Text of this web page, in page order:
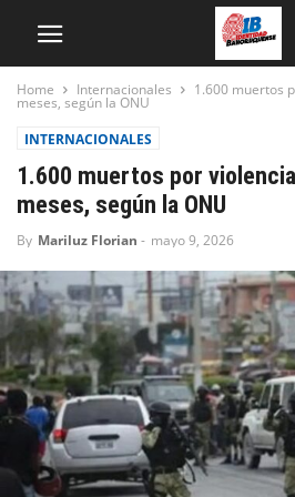
Home Internacionales 1.600 muertos
meses, según la ONU
INTERNACIONALES
1.600 muertos por
meses, según la ONU
By Mariluz Florian - mayo 9, 2026